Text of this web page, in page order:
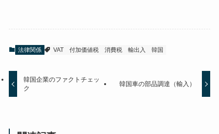
法律関係 VAT 付加価値税 消費税 輸出入 韓国
韓国企業のファクトチェッ
ク
韓国車の部品調達（輸入）